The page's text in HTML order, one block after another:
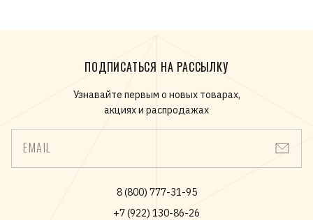
ПОДПИСАТЬСЯ НА РАССЫЛКУ
Узнавайте первым о новых товарах,
акциях и распродажах
EMAIL
8 (800) 777-31-95
+7 (922) 130-86-26